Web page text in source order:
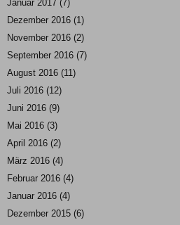
Januar 2017 (7)
Dezember 2016 (1)
November 2016 (2)
September 2016 (7)
August 2016 (11)
Juli 2016 (12)
Juni 2016 (9)
Mai 2016 (3)
April 2016 (2)
März 2016 (4)
Februar 2016 (4)
Januar 2016 (4)
Dezember 2015 (6)